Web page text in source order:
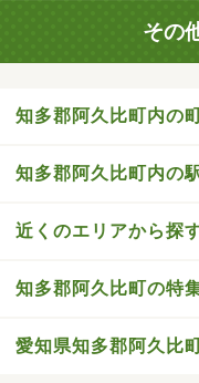
その
知多郡阿久比町内の
知多郡阿久比町内の
近くのエリアから探
知多郡阿久比町の特
愛知県知多郡阿久比